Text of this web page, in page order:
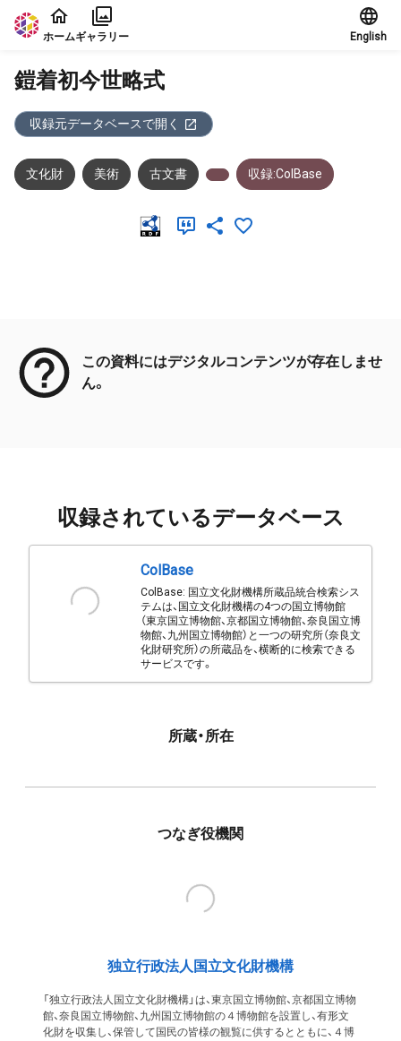
本文に飛ぶ
ホームギャラリー English
鎧着初今世略式
収録元データベースで開く
文化財 美術 古文書 収録:ColBase
この資料にはデジタルコンテンツが存在しませ
ん。
収録されているデータベース
ColBase
ColBase: 国立文化財機構所蔵品統合検索シス
テムは、国立文化財機構の4つの国立博物館
（東京国立博物館、京都国立博物館、奈良国立博
物館、九州国立博物館）と一つの研究所（奈良文
化財研究所）の所蔵品を、横断的に検索できる
サービスです。
所蔵・所在
つなぎ役機関
独立行政法人国立文化財機構
「独立行政法人国立文化財機構」は、東京国立博物館、京都国立博物
館、奈良国立博物館、九州国立博物館の４博物館を設置し、有形文
化財を収集し、保管して国民の皆様の観覧に供するとともに、４博